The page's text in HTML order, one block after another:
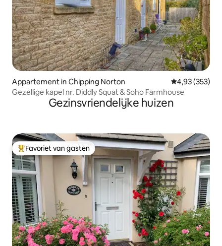
Appartement in Chipping Norton Gemiddelde
4,93 (353)
Gezellige kapel nr. Diddly Squat & Soho Farmhouse
Gezinsvriendelijke huizen
Topfavoriet van gasten
Favoriet van gasten